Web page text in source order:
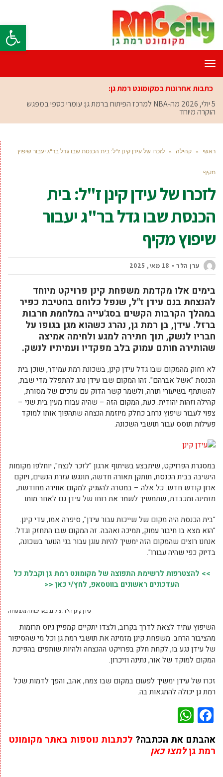
פתח
תפריט
כתבות אחרונות במקומונט רמת גן:
5 יולי, 2026
מה-NBA למרכז הפיתוח ברמת גן: עומרי כספי במפגש
הוקרה מיוחד
ראשי » קהילה » לזכרו של עידן קינן ז"ל: בית הכנסת שבו גדל בר"ג יעבור שיפוץ
מקיף
לזכרו של עידן קינן ז"ל: בית
הכנסת שבו גדל בר"ג יעבור
שיפוץ מקיף
ערן הלר 18 מאי, 2025
בימים אלו מקדמת משפחת קינן פרויקט מיוחד
להנצחת בנם עידן ז"ל, שנפל כלוחם בחטיבת כפיר
במהלך הקרבות הקשים בסג'עייה במלחמת חרבות
ברזל. עידן, בן רמת גן, נהרג כשהוא מגן בגופו על
חבריו לנשק, תוך חתירה למגע ולחימה אמיצה
שהותירה חותם עמוק בלב מפקדיו ועמיתיו לנשק.
לא רחוק מהמקום שבו גדל עידן קינן, בשכונת רמת עמידר, שוכן בית
הכנסת "אשל אברהם". זהו המקום שבו עידן נהג להתפלל מדי שבת,
להשתתף בשיעורי תורה, ולשמר קשר הדוק עם ערכים של מסורת,
קהילה וזהות יהודית. כעת, המקום הזה – שהיה עבורו מעין בית שני –
צפוי לעבור שיפוץ נרחב כחלק מיוזמת הנצחה שתהפוך אותו למוקד
פעילות תוסס עבור תושבי השכונה.
במסגרת הפרויקט, שיתבצע בשיתוף ארגון "לזכר לנצח", יוחלפו מקומות
הישיבה בבית הכנסת, תותקן תאורה חדשה, תונגש עזרת הנשים, ויוקם
ארון קודש חדש. כל אלה – במטרה להעניק למקום אווירה מחודשת,
מזמינה ומכבדת, שתמשיך לשמר את רוחו של עידן גם לאחר מותו.
"בית הכנסת היה מקום של שייכות עבור עידן", סיפרה אמו, עדי קינן.
"הוא מצא בו חיבור עמוק, תמיכה ואהבה. זה המקום שבו התחזק וגדל.
אנחנו רוצים שהמקום הזה ימשיך להיות עוגן עבור בני הנוער בשכונה,
בדיוק כפי שהיה עבורו".
>> להצטרפות לרשימת התפוצה של מקומונט רמת גן וקבלת כל
העדכונים ראשונים בווטסאפ, לחץ/י כאן <<
עידן קינן הי"ד. צילום: באדיבות המשפחה
השיפוץ עתיד לצאת לדרך בקרוב, ולצדו יתקיים קמפיין גיוס תרומות
מהציבור הרחב. משפחת קינן מזמינה את תושבי רמת גן וכל מי שהסיפור
של עידן נגע בו, לקחת חלק בפרויקט ההנצחה ולהיות שותפים בהפיכת
המקום למוקד של אור, נתינה וזיכרון.
זכרו של עידן ימשיך לפעום במקום שבו צמח, אהב, והפך לדמות שכל
רמת גן יכולה להתגאות בה.
Facebook
אהבתם את הכתבה? לכתבות נוספות באתר מקומונט
רמת גןלחצו כאן